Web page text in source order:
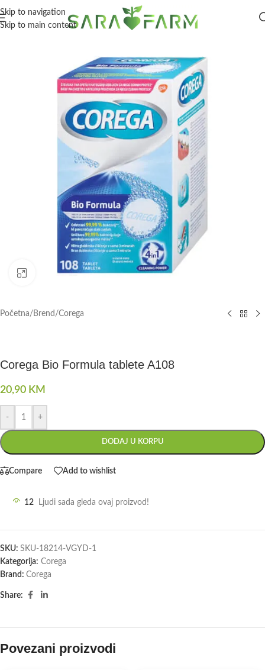
Skip to navigation
Skip to main content
Click to enlarge
Početna/ Brend /Corega
Corega Bio Formula tablete A108
20,90 KM
- +
DODAJ U KORPU
Compare Add to wishlist
12 Ljudi sada gleda ovaj proizvod!
SKU: SKU-18214-VGYD-1
Kategorija: Corega
Brand: Corega
Share:
Povezani proizvodi